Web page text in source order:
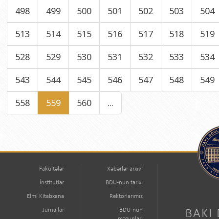
498 499 500 501 502 503
504
513
514 515 516 517 518
519
528
529 530 531 532 533
534
543
544 545 546 547 548
549
558
559 560 ...
Fakültələr
İnstitutlar
Elmi Kitabxana
Jurnallar
Xəbərlər arxivi
BDU-nun tarixi
Rektorlarımız
BDU-nun
BAKI